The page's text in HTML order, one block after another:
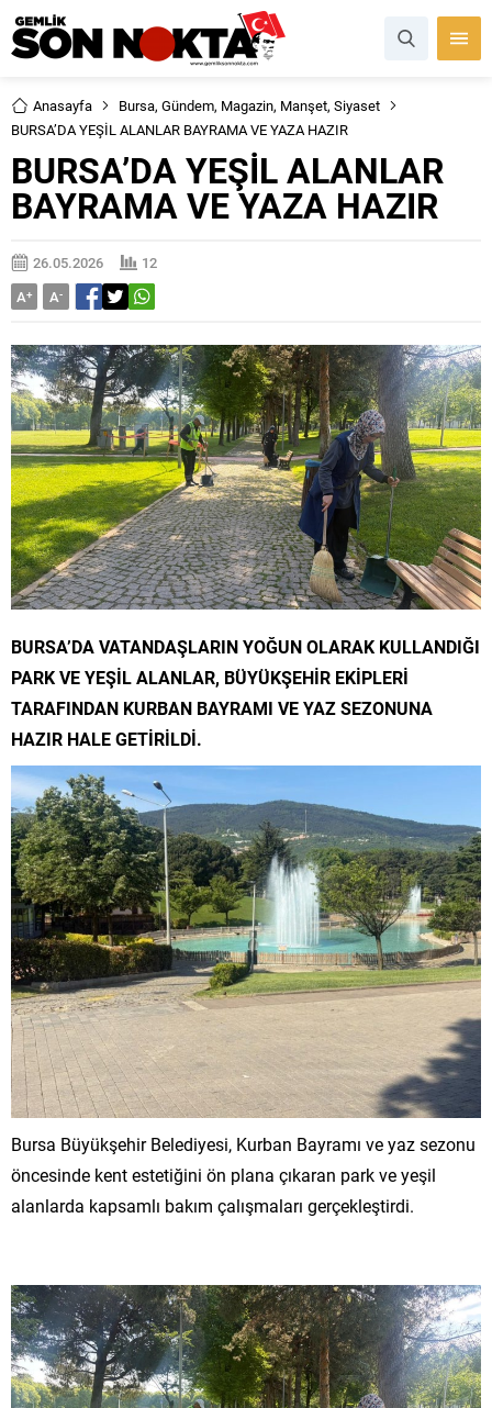
Anasayfa Bursa, Gündem, Magazin, Manşet, Siyaset
BURSA’DA YEŞİL ALANLAR BAYRAMA VE YAZA HAZIR
BURSA’DA YEŞİL ALANLAR
BAYRAMA VE YAZA HAZIR
26.05.2026
12
A+ A-
BURSA’DA VATANDAŞLARIN YOĞUN OLARAK KULLANDIĞI
PARK VE YEŞİL ALANLAR, BÜYÜKŞEHİR EKİPLERİ
TARAFINDAN KURBAN BAYRAMI VE YAZ SEZONUNA
HAZIR HALE GETİRİLDİ.
Bursa Büyükşehir Belediyesi, Kurban Bayramı ve yaz sezonu
öncesinde kent estetiğini ön plana çıkaran park ve yeşil
alanlarda kapsamlı bakım çalışmaları gerçekleştirdi.